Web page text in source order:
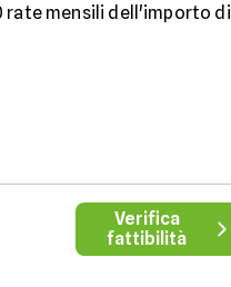
rate mensili dell'importo di
Verifica
fattibilità